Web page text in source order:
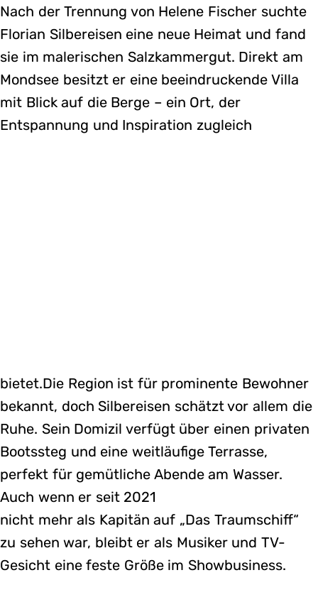
Nach der Trennung von Helene Fischer suchte
Florian Silbereisen eine neue Heimat und fand
sie im malerischen Salzkammergut. Direkt am
Mondsee besitzt er eine beeindruckende Villa
mit Blick auf die Berge – ein Ort, der
Entspannung und Inspiration zugleich
bietet.Die Region ist für prominente Bewohner
bekannt, doch Silbereisen schätzt vor allem die
Ruhe. Sein Domizil verfügt über einen privaten
Bootssteg und eine weitläufige Terrasse,
perfekt für gemütliche Abende am Wasser.
Auch wenn er seit 2021
nicht mehr als Kapitän auf „Das Traumschiff“
zu sehen war, bleibt er als Musiker und TV-
Gesicht eine feste Größe im Showbusiness.